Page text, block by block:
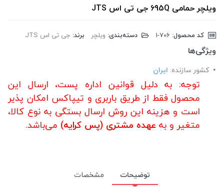
ویلچر حمامی 695Q جی تی اس JTS
کد محصول: دسته‌بندی: ویلچر برند: جی تی اس JTS
ویژگی‌ها
کشور سازنده: ایران
توجه: به دلیل قوانین اداره پست، ارسال این
محصول فقط از طریق باربری و تیپاکس امکان پذیر
است و هزینه این روش ارسال بستگی به نوع کالا،
متغیر و به عهده مشتری (پس کرایه) می‌باشد.
توضیحات مشخصات